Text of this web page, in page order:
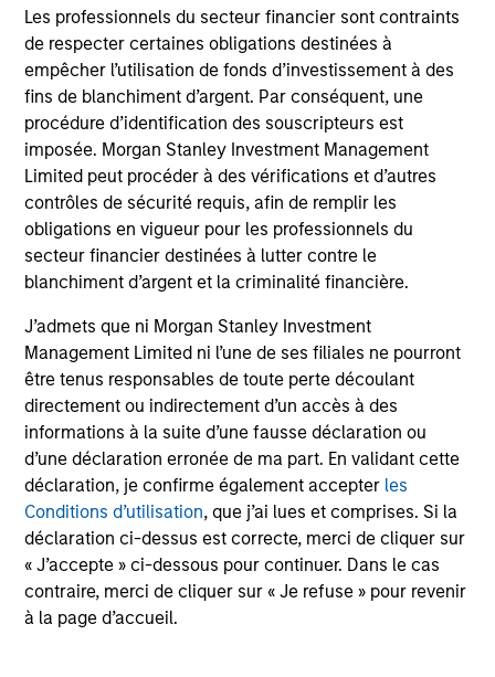
Les professionnels du secteur financier sont contraints
de respecter certaines obligations destinées à
empêcher l’utilisation de fonds d’investissement à des
fins de blanchiment d’argent. Par conséquent, une
procédure d’identification des souscripteurs est
imposée. Morgan Stanley Investment Management
Limited peut procéder à des vérifications et d’autres
contrôles de sécurité requis, afin de remplir les
obligations en vigueur pour les professionnels du
secteur financier destinées à lutter contre le
blanchiment d’argent et la criminalité financière.
J’admets que ni Morgan Stanley Investment
Management Limited ni l’une de ses filiales ne pourront
être tenus responsables de toute perte découlant
directement ou indirectement d’un accès à des
informations à la suite d’une fausse déclaration ou
d’une déclaration erronée de ma part. En validant cette
déclaration, je confirme également accepter les
Conditions d’utilisation, que j’ai lues et comprises. Si la
déclaration ci-dessus est correcte, merci de cliquer sur
« J’accepte » ci-dessous pour continuer. Dans le cas
contraire, merci de cliquer sur « Je refuse » pour revenir
à la page d’accueil.
complémentaires sur les performances et autres
éléments importants, qui doivent être lus
attentivement.
Remarque : Les chiffres de la VL ne sont pas
affichés dans certaines périodes lorsque le Fonds
a été racheté en totalité, puis relancé à une date
ultérieure.
Lesfrais courants reflètent les payements et frais
engagés lors du fonctionnement du fonds et sont déduits
commissions et frais de gestion, dépôt et
d’administration.
Performances calendaires
Profil de risque et de